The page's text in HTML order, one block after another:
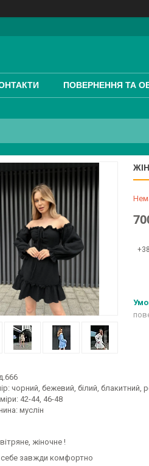
ПОВЕРНЕННЯ ТА
чорний, бежевий, білий, блакитний,
42-44, 46-48
муслін
жіночне !
себе завжди комфортно